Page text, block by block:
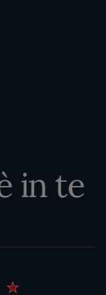
in te